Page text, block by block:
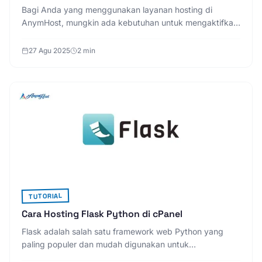
Bagi Anda yang menggunakan layanan hosting di
AnymHost, mungkin ada kebutuhan untuk mengaktifkan
Misalnya ke
27 Agu 2025 2 min
TUTORIAL
Cara Hosting Flask Python di cPanel
Flask adalah salah satu framework web Python yang
paling populer dan mudah digunakan untuk